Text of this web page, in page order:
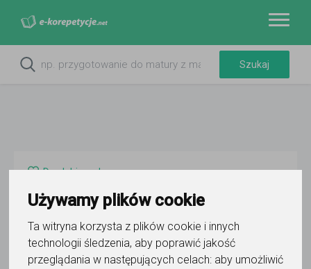
Używamy plików cookie
Ta witryna korzysta z plików cookie i innych
technologii śledzenia, aby poprawić jakość
przeglądania w następujących celach: aby umożliwić
Do ulubionych